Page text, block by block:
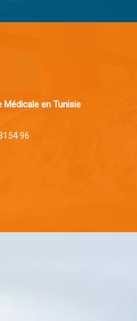
Médicale en Tunisie
96